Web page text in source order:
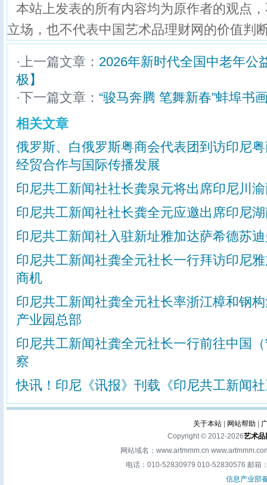
本站上发表的所有内容均为原作者的观点
立场，也不代表中国艺术品理财网的价值判
·上一篇文章： 2026年新时代全国中老年公
极】
·下一篇文章： “骏马奔腾 笔舞新春”蚌埠书
相关文章
俄罗斯、白俄罗斯粤商会代表团到访印尼
经贸合作与国际传播发展
印尼共工新闻社社长龚泉元将出席印尼川
印尼共工新闻社社长龚全元应邀出席印尼
印尼共工新闻社入驻新址雅加达萨希德苏
印尼共工新闻社龚全元社长一行拜访印尼
商机
印尼共工新闻社龚全元社长率浙江樟和钢
产业园总部
印尼共工新闻社龚全元社长一行前往中国
察
快讯！印尼《讯报》刊载《印尼共工新闻
关于本站| 网站帮助 |
Copyright © 2012-2026艺术品
网站域名：www.artmmm.cn
电话：010-52830979 010-52830576 邮箱
信息产业部